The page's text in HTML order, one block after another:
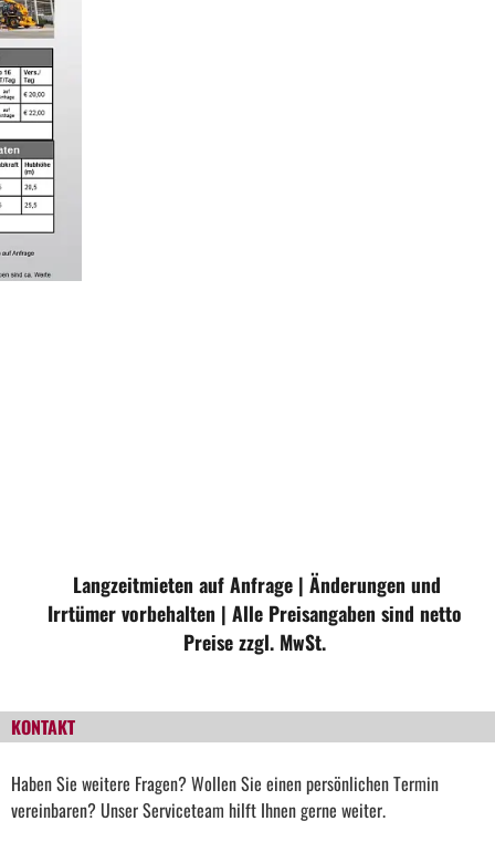
Langzeitmieten auf Anfrage | Änderungen und
Irrtümer vorbehalten | Alle Preisangaben sind netto
Preise zzgl. MwSt.
KONTAKT
Haben Sie weitere Fragen? Wollen Sie einen persönlichen Termin
vereinbaren? Unser Serviceteam hilft Ihnen gerne weiter.